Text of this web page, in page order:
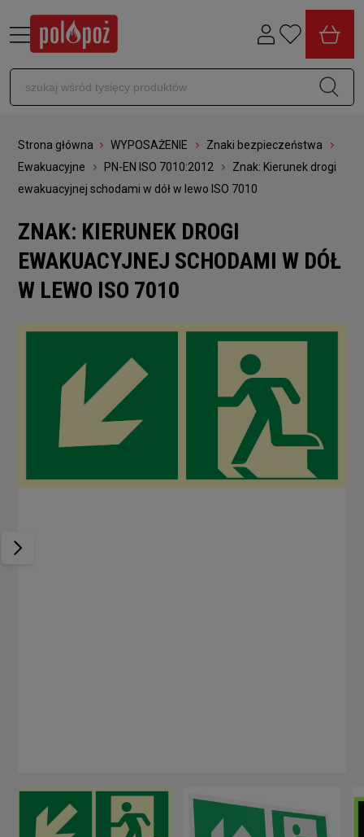
Strona główna WYPOSAŻENIE
Znaki bezpieczeństwa
Ewakuacyjne
PN-EN ISO 7010:2012
Znak: Kierunek drogi
ewakuacyjnej schodami w dół w lewo ISO 7010
ZNAK: KIERUNEK DROGI
EWAKUACYJNEJ SCHODAMI W DÓŁ
W LEWO ISO 7010